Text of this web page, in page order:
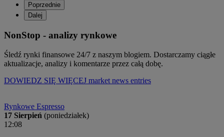
Poprzednie
Dalej
NonStop - analizy rynkowe
Śledź rynki finansowe 24/7 z naszym blogiem. Dostarczamy ciągłe
aktualizacje, analizy i komentarze przez całą dobę.
DOWIEDZ SIĘ WIĘCEJ market news entries
Rynkowe Espresso
17 Sierpień (poniedziałek)
12:08